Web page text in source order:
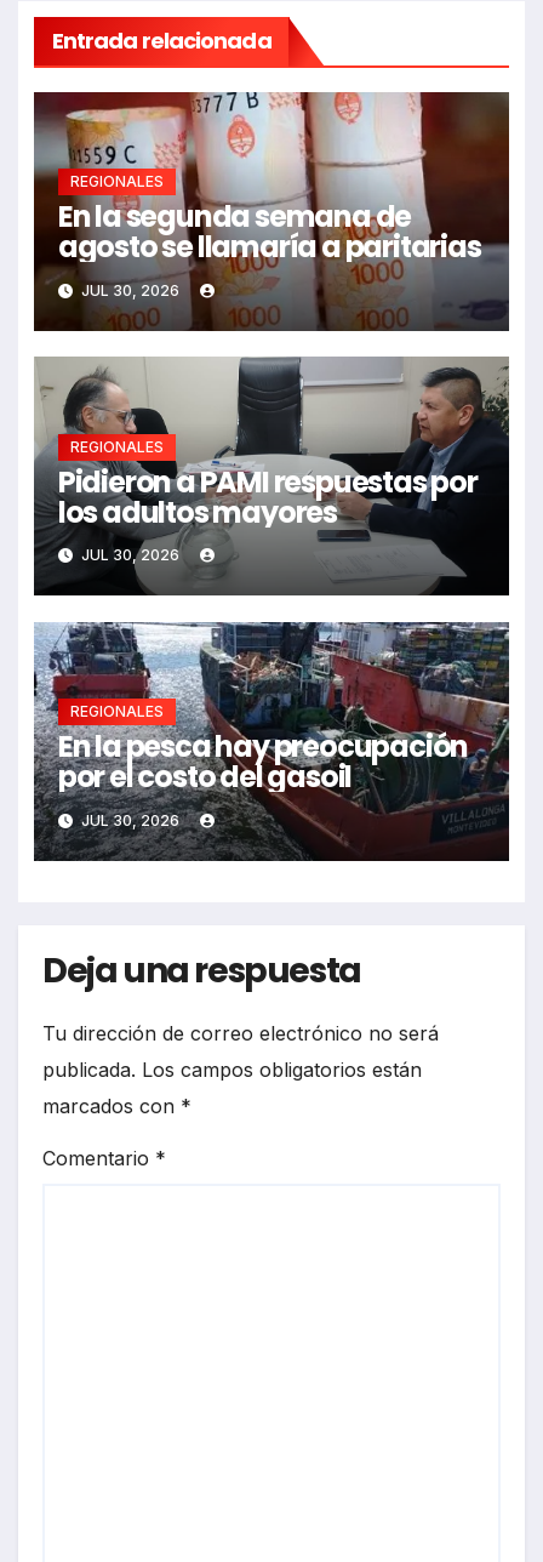
Entrada relacionada
REGIONALES
En la segunda semana de
agosto se llamaría a paritarias
JUL 30, 2026
REGIONALES
Pidieron a PAMI respuestas por
los adultos mayores
JUL 30, 2026
REGIONALES
En la pesca hay preocupación
por el costo del gasoil
JUL 30, 2026
Deja una respuesta
Tu dirección de correo electrónico no será
publicada. Los campos obligatorios están
marcados con *
Comentario *